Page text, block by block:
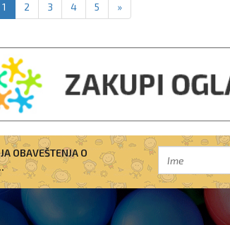
1 2 3 4 5 »
OBAVEŠTENJA O